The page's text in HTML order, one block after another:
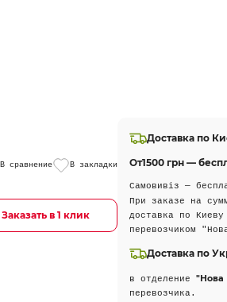
В сравнение В закладки
Заказать в 1 клик
Доставка по
От1500 грн —
Самовивіз —
При заказе на
доставка по Киеву
перевозчиком
Доставка по
в отделение "Нова
перевозчика.